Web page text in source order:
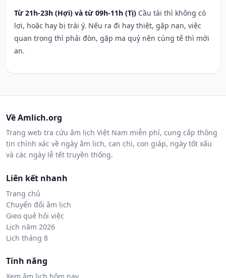
Từ 21h-23h (Hợi) và từ 09h-11h (Tị) Cầu tài thì không có
lợi, hoặc hay bị trái ý. Nếu ra đi hay thiệt, gặp nạn, việc
quan trọng thì phải đòn, gặp ma quỷ nên cúng tế thì mới
an.
Về Amlich.org
Trang web tra cứu âm lịch Việt Nam miễn phí, cung cấp thông
tin chính xác về ngày âm lịch, can chi, con giáp, ngày tốt xấu
và các ngày lễ tết truyền thống.
Liên kết nhanh
Trang chủ
Chuyển đổi âm lịch
Gieo quẻ hỏi việc
Lịch năm 2026
Lịch tháng 8
Tính năng